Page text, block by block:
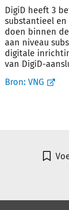
DigiD heeft 3
substantieel en
doen binnen
aan niveau
digitale
van DigiD-
Bron: VNG